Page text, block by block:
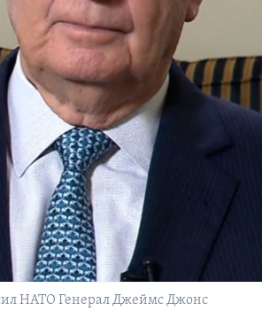
НАТО Генерал Джеймс Джонс